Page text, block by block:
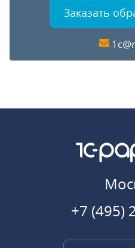
Заказать
+7 (495)